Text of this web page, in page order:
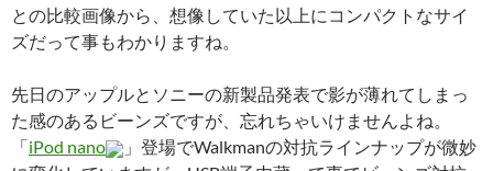
との比較画像から、想像していた以上にコンパクトなサイ
ズだって事もわかりますね。
先日のアップルとソニーの新製品発表で影が薄れてしまっ
た感のあるビーンズですが、忘れちゃいけませんよね。
「iPod nano
」登場でWalkmanの対抗ラインナップが微妙